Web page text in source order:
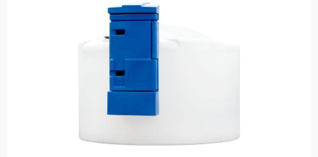
do koszyka